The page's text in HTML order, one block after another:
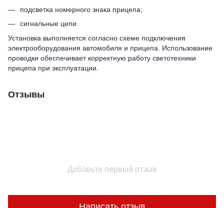
подсветка номерного знака прицепа;
сигнальные цепи.
Установка выполняется согласно схеме подключения
электрооборудования автомобиля и прицепа. Использование
проводки обеспечивает корректную работу светотехники
прицепа при эксплуатации.
Отзывы
Добавьте первый отзыв